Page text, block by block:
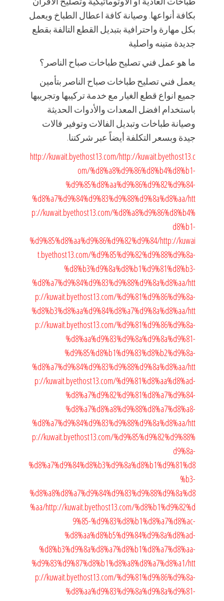
بكافة أنواعها. وصيانة كافة اعطال الطباخ ويعمل
بكل مهارة واحترافية بتبديل القطع التالفة بقطع
جديدة متينه واصلية
ما هو عمل فني تصليح طباخات صباح الناصر؟
يعمل فني تصليح طباخات صباح الناصر بتأمين
جميع انواع قطع الغيار مع خدمة تركيبها وتجريبها
باستخدام افضل المعدات والأدوات الحديثة
وصيانة طباخات وتبديل الفالات وتوفير فالات
جيدة وبسعر التكلفة أيضاً عبر شركتنا.
http://kuwait.byethost13.com/http://kuwait.byethost13.c
om/%d8%a8%d9%86%d8%b4%d8%b1-
%d9%85%d8%aa%d9%86%d9%82%d9%84-
%d8%a7%d9%84%d9%83%d9%88%d9%8a%d8%aa/htt
p://kuwait.byethost13.com/%d8%a8%d9%86%d8%b4%
d8%b1-
%d9%85%d8%aa%d9%86%d9%82%d9%84/http://kuwai
t.byethost13.com/%d9%85%d9%82%d9%88%d9%8a-
%d8%b3%d9%8a%d8%b1%d9%81%d8%b3-
%d8%a7%d9%84%d9%83%d9%88%d9%8a%d8%aa/htt
p://kuwait.byethost13.com/%d9%81%d9%86%d9%8a-
%d8%b3%d8%aa%d9%84%d8%a7%d9%8a%d8%aa/htt
p://kuwait.byethost13.com/%d9%81%d9%86%d9%8a-
%d8%aa%d9%83%d9%8a%d9%8a%d9%81-
%d9%85%d8%b1%d9%83%d8%b2%d9%8a-
%d8%a7%d9%84%d9%83%d9%88%d9%8a%d8%aa/htt
p://kuwait.byethost13.com/%d9%81%d8%aa%d8%ad-
%d8%a7%d9%82%d9%81%d8%a7%d9%84-
%d8%a7%d8%a8%d9%88%d8%a7%d8%a8-
%d8%a7%d9%84%d9%83%d9%88%d9%8a%d8%aa/htt
p://kuwait.byethost13.com/%d9%85%d9%82%d9%88%
d9%8a-
%d8%a7%d9%84%d8%b3%d9%8a%d8%b1%d9%81%d8
%b3-
%d8%a8%d8%a7%d9%84%d9%83%d9%88%d9%8a%d8
%aa/http://kuwait.byethost13.com/%d8%b1%d9%82%d
9%85-%d9%83%d8%b1%d8%a7%d8%ac-
%d8%aa%d8%b5%d9%84%d9%8a%d8%ad-
%d8%b3%d9%8a%d8%a7%d8%b1%d8%a7%d8%aa-
%d9%83%d9%87%d8%b1%d8%a8%d8%a7%d8%a1/htt
p://kuwait.byethost13.com/%d9%81%d9%86%d9%8a-
%d8%aa%d9%83%d9%8a%d9%8a%d9%81-